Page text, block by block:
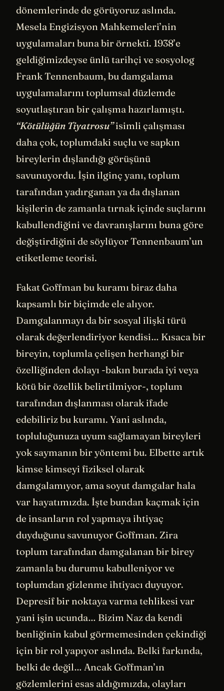
dönemlerinde de görüyoruz aslında.
Mesela Engizisyon Mahkemeleri’nin
uygulamaları buna bir örnekti. 1938’e
geldiğimizdeyse ünlü tarihçi ve sosyolog
Frank Tennenbaum, bu damgalama
uygulamalarını toplumsal düzlemde
soyutlaştıran bir çalışma hazırlamıştı.
“Kötülüğün Tiyatrosu”isimli çalışması
daha çok, toplumdaki suçlu ve sapkın
bireylerin dışlandığı görüşünü
savunuyordu. İşin ilginç yanı, toplum
tarafından yadırganan ya da dışlanan
kişilerin de zamanla tırnak içinde suçlarını
kabullendiğini ve davranışlarını buna göre
değiştirdiğini de söylüyor Tennenbaum’un
etiketleme teorisi.
Fakat Goffman bu kuramı biraz daha
kapsamlı bir biçimde ele alıyor.
Damgalanmayı da bir sosyal ilişki türü
olarak değerlendiriyor kendisi… Kısaca bir
bireyin, toplumla çelişen herhangi bir
özelliğinden dolayı -bakın burada iyi veya
kötü bir özellik belirtilmiyor-, toplum
tarafından dışlanması olarak ifade
edebiliriz bu kuramı. Yani aslında,
topluluğunuza uyum sağlamayan bireyleri
yok saymanın bir yöntemi bu. Elbette artık
kimse kimseyi fiziksel olarak
damgalamıyor, ama soyut damgalar hala
var hayatımızda. İşte bundan kaçmak için
de insanların rol yapmaya ihtiyaç
duyduğunu savunuyor Goffman. Zira
toplum tarafından damgalanan bir birey
zamanla bu durumu kabulleniyor ve
toplumdan gizlenme ihtiyacı duyuyor.
Depresif bir noktaya varma tehlikesi var
yani işin ucunda… Bizim Naz da kendi
benliğinin kabul görmemesinden çekindiği
için bir rol yapıyor aslında. Belki farkında,
belki de değil… Ancak Goffman’ın
gözlemlerini esas aldığımızda, olayları